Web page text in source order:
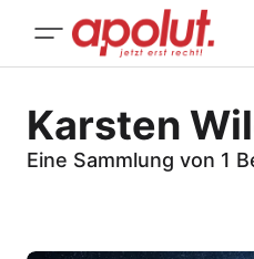
Karsten
Eine Sammlung von 1